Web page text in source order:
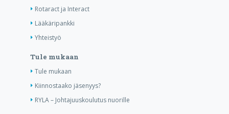
Rotaract ja Interact
Lääkäripankki
Yhteistyö
Tule mukaan
Tule mukaan
Kiinnostaako jäsenyys?
RYLA – Johtajuuskoulutus nuorille